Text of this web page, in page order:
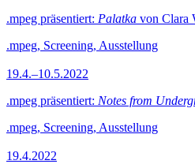
.mpeg präsentiert: Palatka von Clara
.mpeg, Screening, Ausstellung
19.4.–10.5.2022
.mpeg präsentiert: Notes from
.mpeg, Screening, Ausstellung
19.4.2022